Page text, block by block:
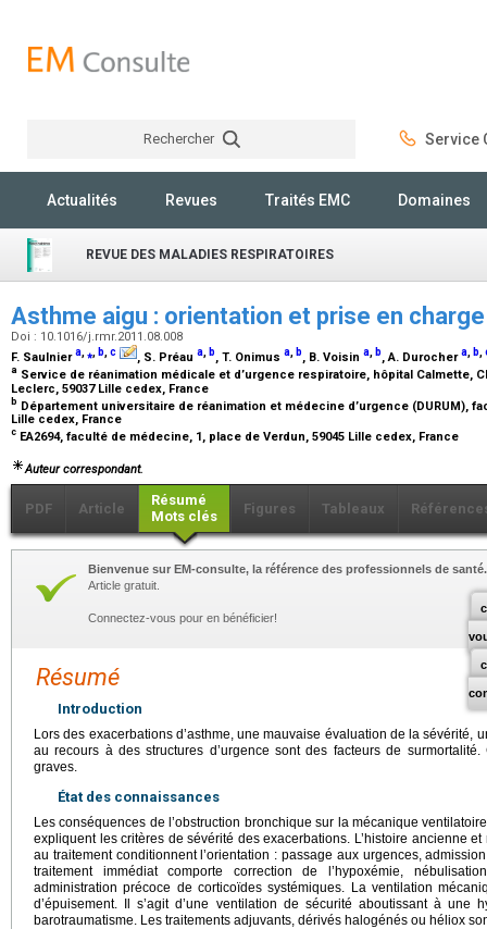
Rechercher Service
Actualités Revues Traités EMC Domaines
REVUE DES MALADIES RESPIRATOIRES
Asthme aigu : orientation et prise en
Doi : 10.1016/j.rmr.2011.08.008
F. Saulniera,⁎, b,c , S. Préau a, b, T. Onimus a, b, B. Voisin a, b, A. Durochera, b,
a Service de réanimation médicale et d’urgence respiratoire, hôpital Calmette,
Leclerc, 59037 Lille cedex, France
b Département universitaire de réanimation et médecine d’urgence (DURUM),
Lille cedex, France
c EA2694, faculté de médecine, 1, place de Verdun, 59045 Lille cedex, France
Auteur correspondant.
PDF Article
Résumé
Mots clés
Figures Tableaux
Bienvenue sur EM-consulte, la référence des professionnels de santé.
Article gratuit.
Connectez-vous pour en bénéficier!
Résumé
Introduction
Lors des exacerbations d’asthme, une mauvaise évaluation de la sévérité,
au recours à des structures d’urgence sont des facteurs de
graves.
État des connaissances
Les conséquences de l’obstruction bronchique sur la mécanique
expliquent les critères de sévérité des exacerbations. L’histoire ancienne
au traitement conditionnent l’orientation : passage aux urgences,
traitement immédiat comporte correction de l’hypoxémie,
administration précoce de corticoïdes systémiques. La ventilation
d’épuisement. Il s’agit d’une ventilation de sécurité aboutissant à une
barotraumatisme. Les traitements adjuvants, dérivés halogénés ou héliox